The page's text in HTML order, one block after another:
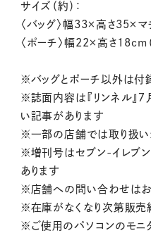
サイズ（約）：
〈バッグ〉幅33×高さ35×
〈ポーチ〉幅22×高さ18cm
※バッグとポーチ以外は付
※誌面内容は『リンネル』
い記事があります
※一部の店舗では取り扱い
※増刊号はセブン-イレブ
あります
※店舗への問い合わせはお
※在庫がなくなり次第販売
※ご使用のパソコンのモニ